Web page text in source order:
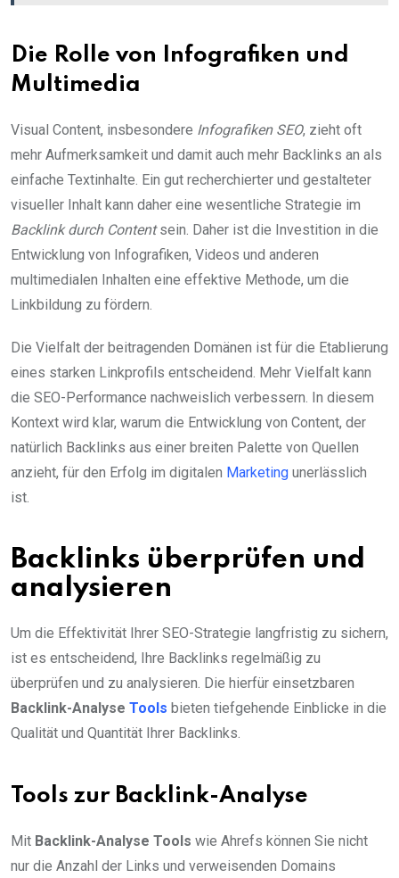
Die Rolle von Infografiken und
Multimedia
Visual Content, insbesondere Infografiken SEO, zieht oft
mehr Aufmerksamkeit und damit auch mehr Backlinks an als
einfache Textinhalte. Ein gut recherchierter und gestalteter
visueller Inhalt kann daher eine wesentliche Strategie im
Backlink durch Contentsein. Daher ist die Investition in die
Entwicklung von Infografiken, Videos und anderen
multimedialen Inhalten eine effektive Methode, um die
Linkbildung zu fördern.
Die Vielfalt der beitragenden Domänen ist für die Etablierung
eines starken Linkprofils entscheidend. Mehr Vielfalt kann
die SEO-Performance nachweislich verbessern. In diesem
Kontext wird klar, warum die Entwicklung von Content, der
natürlich Backlinks aus einer breiten Palette von Quellen
anzieht, für den Erfolg im digitalen Marketing unerlässlich
ist.
Backlinks überprüfen und
analysieren
Um die Effektivität Ihrer SEO-Strategie langfristig zu sichern,
ist es entscheidend, Ihre Backlinks regelmäßig zu
überprüfen und zu analysieren. Die hierfür einsetzbaren
Backlink-Analyse Tools bieten tiefgehende Einblicke in die
Qualität und Quantität Ihrer Backlinks.
Tools zur Backlink-Analyse
Mit Backlink-Analyse Tools wie Ahrefs können Sie nicht
nur die Anzahl der Links und verweisenden Domains